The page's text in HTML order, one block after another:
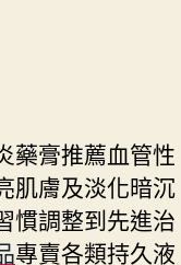
藥膏推薦血管性
肌膚及淡化暗沉
慣調整到先進治
專賣各類持久液